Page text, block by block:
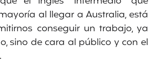
al llegar a Australia, está
conseguir un trabajo, ya
sino de cara al público y con el